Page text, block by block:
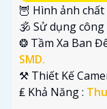
🦉 Hình ảnh
🕉️ Sử dụng công
❂ Tầm Xa Ban
SMD.
⚒ Thiết Kế
️₤ Khả Năng :